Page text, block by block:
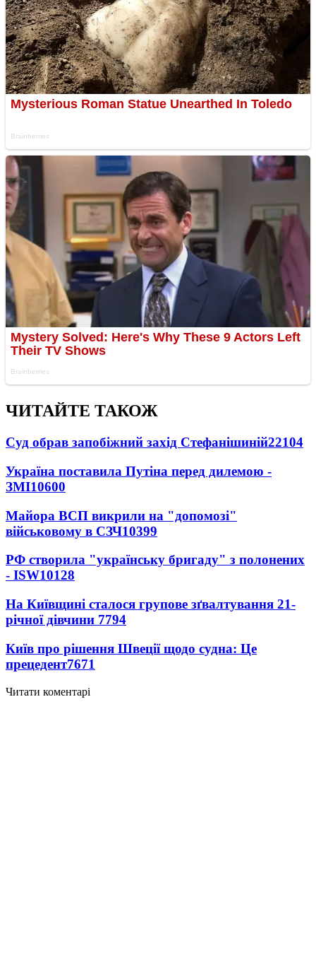
ЧИТАЙТЕ ТАКОЖ
Суд обрав запобіжний захід Стефанішиній22104
Україна поставила Путіна перед дилемою -
ЗМІ10600
Майора ВСП викрили на "допомозі"
військовому в СЗЧ10399
РФ створила "українську бригаду" з полонених
- ISW10128
На Київщині сталося групове зґвалтування 21-
річної дівчини 7794
Київ про рішення Швеції щодо судна: Це
прецедент7671
Читати коментарі